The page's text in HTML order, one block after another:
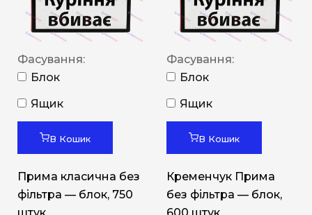
Фасування:
Блок
Ящик
В Кошик
Прима класична без
фільтра — блок, 750
Фасування:
Блок
Ящик
В Кошик
Кременчук Прима
без фільтра — блок,